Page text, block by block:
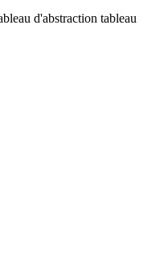
d'abstraction tableau